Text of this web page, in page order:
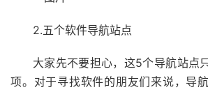
2.五个软件导航站点
大家先不要担心，这5个导航站点
项。对于寻找软件的朋友们来说，导